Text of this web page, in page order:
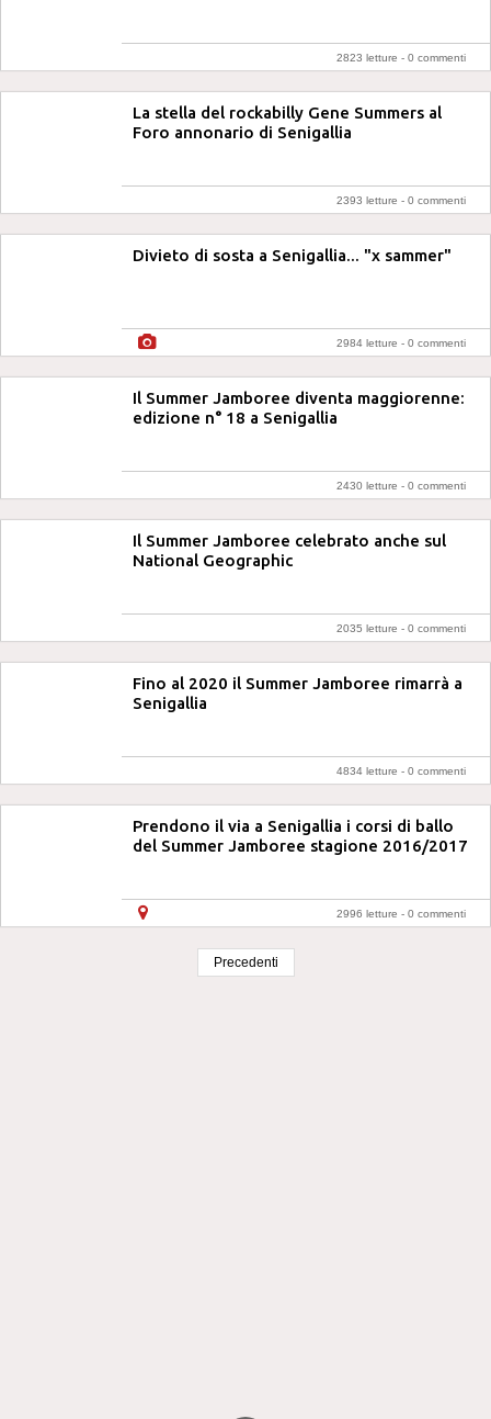
2823 letture - 0 commenti
La stella del rockabilly Gene Summers al
Foro annonario di Senigallia
2393 letture - 0 commenti
Divieto di sosta a Senigallia... "x sammer"
2984 letture - 0 commenti
Il Summer Jamboree diventa maggiorenne:
edizione n° 18 a Senigallia
2430 letture - 0 commenti
Il Summer Jamboree celebrato anche sul
National Geographic
2035 letture - 0 commenti
Fino al 2020 il Summer Jamboree rimarrà a
Senigallia
4834 letture - 0 commenti
Prendono il via a Senigallia i corsi di ballo
del Summer Jamboree stagione 2016/2017
2996 letture - 0 commenti
Precedenti